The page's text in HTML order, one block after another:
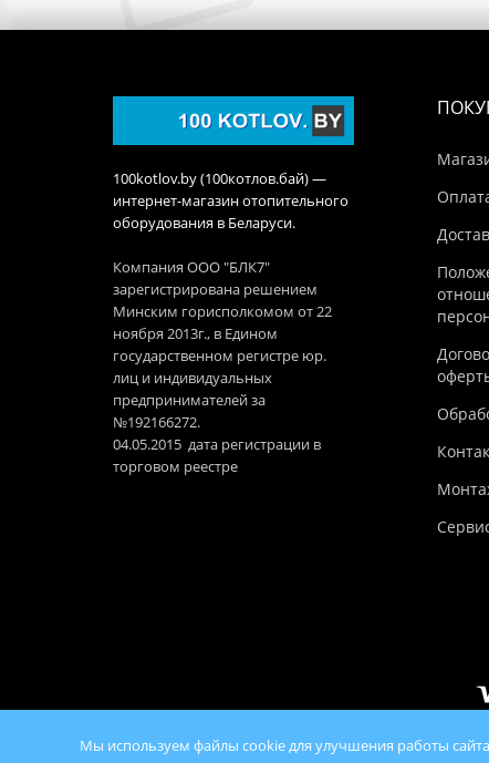
100kotlov.by (100котлов.бай) —
интернет-магазин отопительного
оборудования в Беларуси.
Компания ООО "БЛК7"
зарегистрирована решением
Минским горисполкомом от 22
ноября 2013г., в Едином
государственном регистре юр.
лиц и индивидуальных
предпринимателей за
№192166272.
04.05.2015 дата регистрации в
торговом реестре
© 2026
Мы используем файлы cookie для улучшения работы